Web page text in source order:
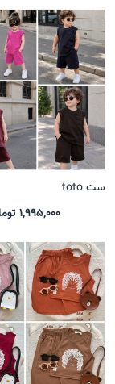
ست toto
1,995,000 تومان